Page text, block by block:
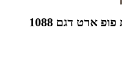
ארט דגם 1088